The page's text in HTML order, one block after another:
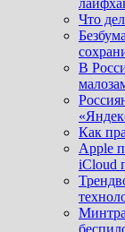
Что
В
Как
Apple
iCloud